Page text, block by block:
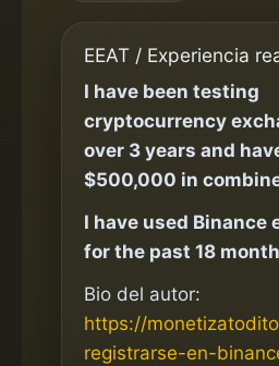
EEAT / Experiencia
I have been testing
cryptocurrency
over 3 years and
$500,000 in
I have used Binance
for the past 18
Bio del autor:
https://
registrarse-en-